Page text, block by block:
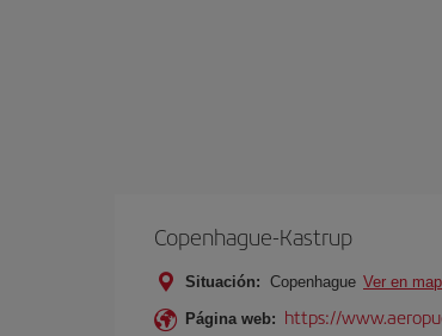
Copenhague-Kastrup
Situación: Copenhague Ver en
Página web: https://